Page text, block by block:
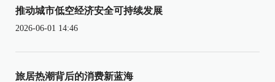
推动城市低空经济安全可持续发展
2026-06-01 14:46
旅居热潮背后的消费新蓝海